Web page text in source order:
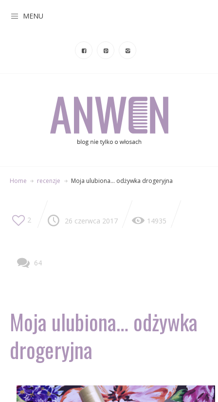
MENU
Home recenzje Moja ulubiona… odżywka drogeryjna
2 26 czerwca 2017 14935
64
Moja ulubiona… odżywka
drogeryjna